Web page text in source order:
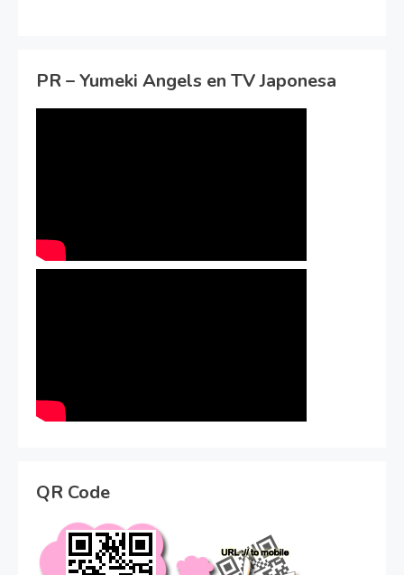
PR – Yumeki Angels en TV Japonesa
QR Code